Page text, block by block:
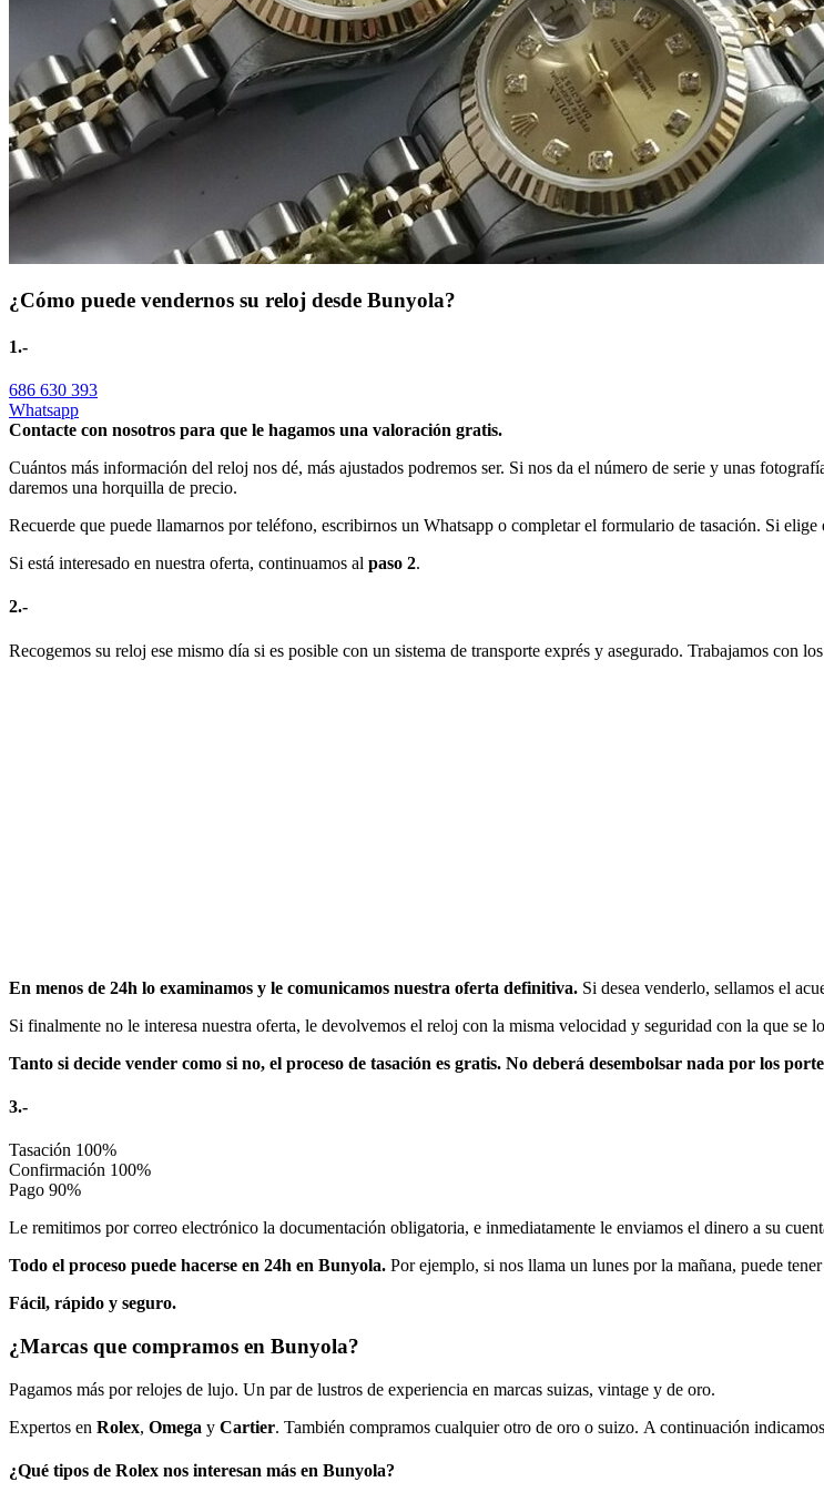
¿Cómo puede vendernos su reloj desde Bunyola?
1.-
686 630 393
Whatsapp
Contacte con nosotros para que le hagamos una valoración gratis.
Cuántos más información del reloj nos dé, más ajustados podremos ser. Si nos da el número de serie y unas
daremos una horquilla de precio.
Recuerde que puede llamarnos por teléfono, escribirnos un Whatsapp o completar el formulario de tasación. Si
Si está interesado en nuestra oferta, continuamos al paso 2.
2.-
Recogemos su reloj ese mismo día si es posible con un sistema de transporte exprés y asegurado. Trabajamos con
En menos de 24h lo examinamos y le comunicamos nuestra oferta definitiva. Si desea venderlo, sellamos el
Si finalmente no le interesa nuestra oferta, le devolvemos el reloj con la misma velocidad y seguridad con la que se
Tanto si decide vender como si no, el proceso de tasación es gratis. No deberá desembolsar nada por los
3.-
Tasación 100%
Confirmación 100%
Pago 90%
Le remitimos por correo electrónico la documentación obligatoria, e inmediatamente le enviamos el dinero a su
Todo el proceso puede hacerse en 24h en Bunyola. Por ejemplo, si nos llama un lunes por la mañana, puede
Fácil, rápido y seguro.
¿Marcas que compramos en Bunyola?
Pagamos más por relojes de lujo. Un par de lustros de experiencia en marcas suizas, vintage y de oro.
Expertos en Rolex, Omega y Cartier. También compramos cualquier otro de oro o suizo. A continuación
¿Qué tipos de Rolex nos interesan más en Bunyola?